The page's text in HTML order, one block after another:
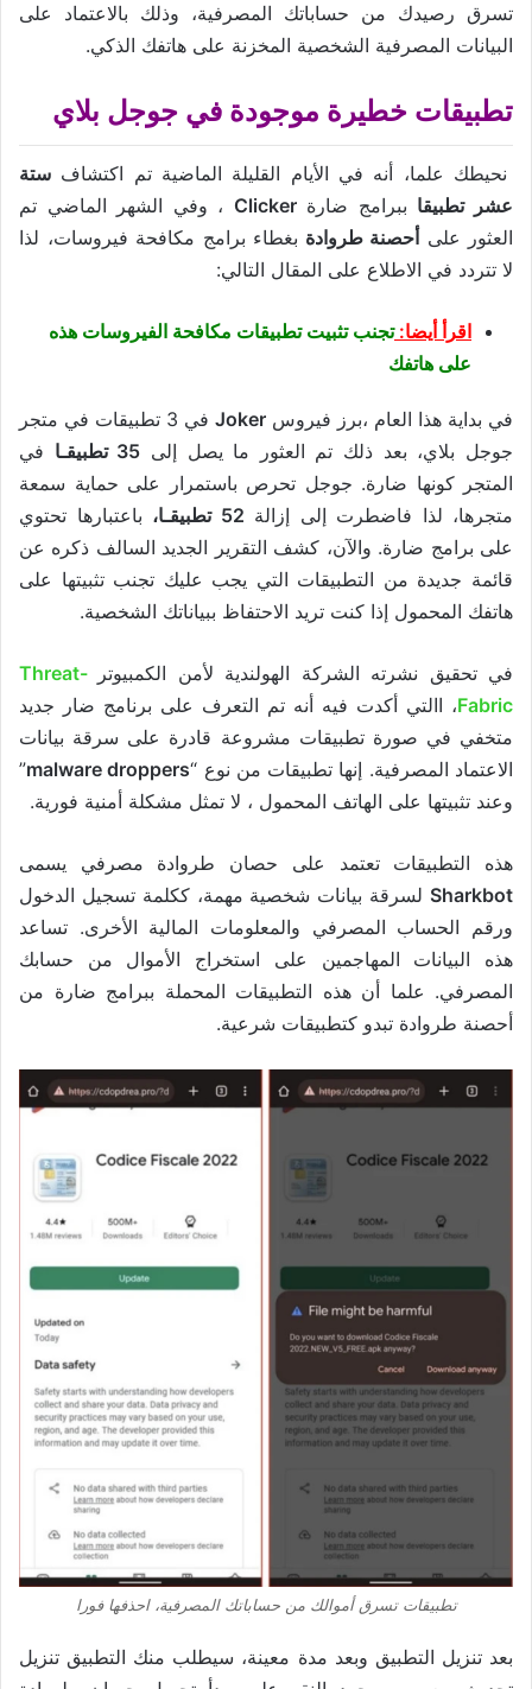
تسرق رصيدك من حساباتك المصرفية، وذلك بالاعتماد على
البيانات المصرفية الشخصية المخزنة على هاتفك الذكي.
تطبيقات خطيرة موجودة في جوجل بلاي
نحيطك علما، أنه في الأيام القليلة الماضية تم اكتشاف ستة
عشر تطبيقا ببرامج ضارةClicker ، وفي الشهر الماضي تم
العثور على أحصنة طروادة بغطاء برامج مكافحة فيروسات، لذا
لا تتردد في الاطلاع على المقال التالي:
اقرأ أيضا: تجنب تثبيت تطبيقات مكافحة الفيروسات هذه
على هاتفك
في بداية هذا العام ،برز فيروس Joker
في 3 تطبيقات في متجر
جوجل بلاي، بعد ذلك تم العثور ما يصل إلى 35 تطبيقـا
في
المتجر كونها ضارة. جوجل تحرص باستمرار على حماية سمعة
متجرها، لذا فاضطرت إلى إزالة 52 تطبيقـا،
باعتبارها تحتوي
على برامج ضارة. والآن، كشف التقرير الجديد السالف ذكره عن
قائمة جديدة من التطبيقات التي يجب عليك تجنب تثبيتها على
هاتفك المحمول إذا كنت تريد الاحتفاظ ببياناتك الشخصية.
في تحقيق نشرته الشركة الهولندية لأمن الكمبيوتر
Threat-
Fabric، االتي أكدت فيه أنه تم التعرف على برنامج ضار جديد
متخفي في صورة تطبيقات مشروعة قادرة على سرقة بيانات
الاعتماد المصرفية. إنها تطبيقات من نوع “malware droppers
”
وعند تثبيتها على الهاتف المحمول ، لا تمثل مشكلة أمنية فورية.
هذه التطبيقات تعتمد على حصان طروادة مصرفي يسمى
Sharkbot لسرقة بيانات شخصية مهمة، ككلمة تسجيل الدخول
ورقم الحساب المصرفي والمعلومات المالية الأخرى. تساعد
هذه البيانات المهاجمين على استخراج الأموال من حسابك
المصرفي. علما أن هذه التطبيقات المحملة ببرامج ضارة من
أحصنة طروادة تبدو كتطبيقات شرعية.
تطبيقات تسرق أموالك من حساباتك المصرفية، احذفها فورا
بعد تنزيل التطبيق وبعد مدة معينة، سيطلب منك التطبيق تنزيل